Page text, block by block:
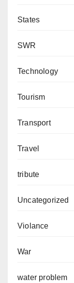
States
SWR
Technology
Tourism
Transport
Travel
tribute
Uncategorized
Violance
War
water problem